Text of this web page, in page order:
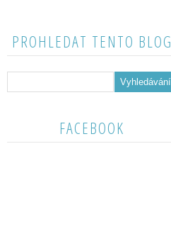
PROHLEDAT TENTO BLOG
FACEBOOK